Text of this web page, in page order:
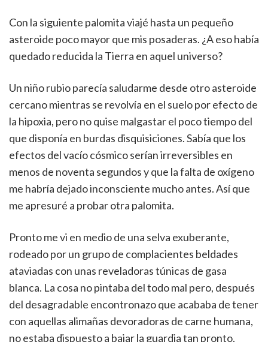
Con la siguiente palomita viajé hasta un pequeño
asteroide poco mayor que mis posaderas. ¿A eso había
quedado reducida la Tierra en aquel universo?
Un niño rubio parecía saludarme desde otro asteroide
cercano mientras se revolvía en el suelo por efecto de
la hipoxia, pero no quise malgastar el poco tiempo del
que disponía en burdas disquisiciones. Sabía que los
efectos del vacío cósmico serían irreversibles en
menos de noventa segundos y que la falta de oxígeno
me habría dejado inconsciente mucho antes. Así que
me apresuré a probar otra palomita.
Pronto me vi en medio de una selva exuberante,
rodeado por un grupo de complacientes beldades
ataviadas con unas reveladoras túnicas de gasa
blanca. La cosa no pintaba del todo mal pero, después
del desagradable encontronazo que acababa de tener
con aquellas alimañas devoradoras de carne humana,
no estaba dispuesto a bajar la guardia tan pronto.